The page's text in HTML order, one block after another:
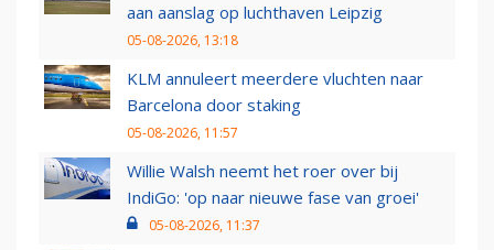
aan aanslag op luchthaven Leipzig
05-08-2026, 13:18
KLM annuleert meerdere vluchten naar
Barcelona door staking
05-08-2026, 11:57
Willie Walsh neemt het roer over bij
IndiGo: 'op naar nieuwe fase van groei'
05-08-2026, 11:37